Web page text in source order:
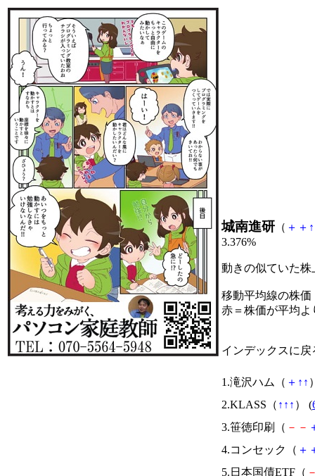
城南進研 （ ＋ ＋ ↑
3.376%
動きの似ていた
移動平均線の株価
赤＝株価が平均
インデックスに戻
1.滝沢ハム（ ＋ ↑ ↑
2.KLASS（ ↑ ↑ ↑ ） (
3.笹徳印刷（ － －
4.コンセック（ ＋
5.日本国債ETF（